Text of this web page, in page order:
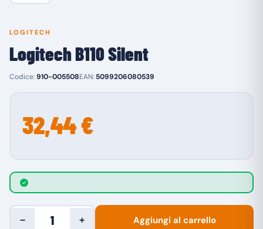
LOGITECH
Logitech B110 Silent
Codice:910-005508EAN: 5099206080539
32,44 €
− + Aggiungi al carrello